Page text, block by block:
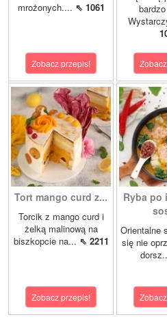
mrożonych.... ⇖ 1061
Zobacz przepis!
Tort mango curd z...
Torcik z mango curd i
żelką malinową na
biszkopcie na... ⇖ 2211
Zobacz przepis!
Ryba po
Orientalne
się nie